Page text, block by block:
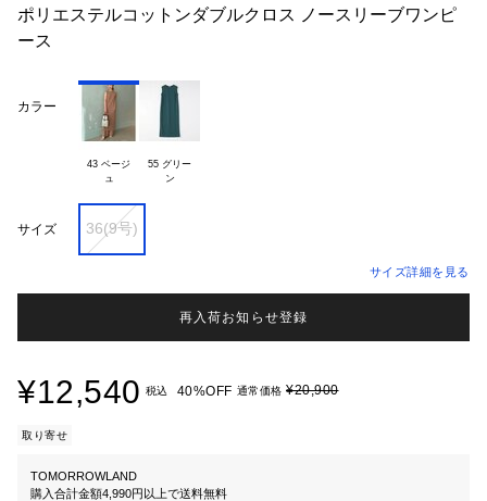
ポリエステルコットンダブルクロス ノースリーブワンピ
ース
カラー
43 ベージ
55 グリー
サイズ 36(9号)
サイズ詳細を見る
再入荷お知らせ登録
¥12,540 税込 40%OFF 通常価格 ¥20,900
取り寄せ
TOMORROWLAND
購入合計金額4,990円以上で送料無料